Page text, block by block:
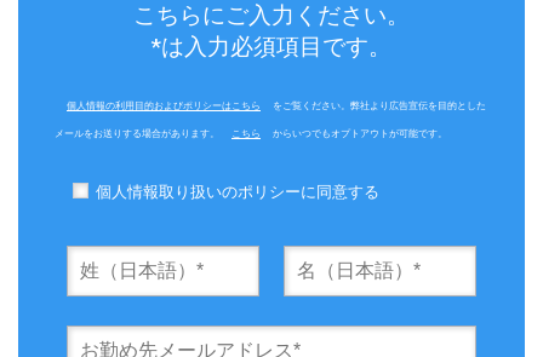
こちらにご入力ください。
*は入力必須項目です。
個人情報の利用目的およびポリシーはこちら をご覧ください。弊社より広告宣伝を目的とした
メールをお送りする場合があります。 こちら からいつでもオプトアウトが可能です。
個人情報取り扱いのポリシーに同意する